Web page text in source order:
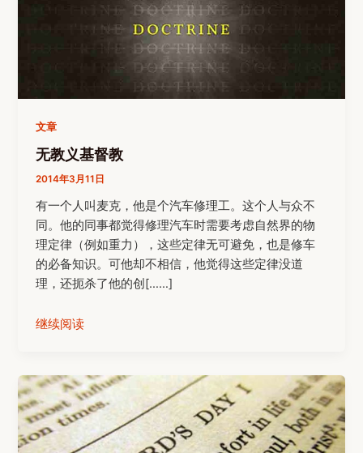
文章
无教义基督教
2014年3月11日
有一个人叫麦克，他是个汽车修理工。这个人与众不
同。他的同事都觉得修理汽车时需要考虑自然界的物
理定律（例如重力），这些定律无可避免，也是修车
的必备知识。可他却不相信，他觉得这些定律没道
理，还扼杀了他的创[……]
继续阅读